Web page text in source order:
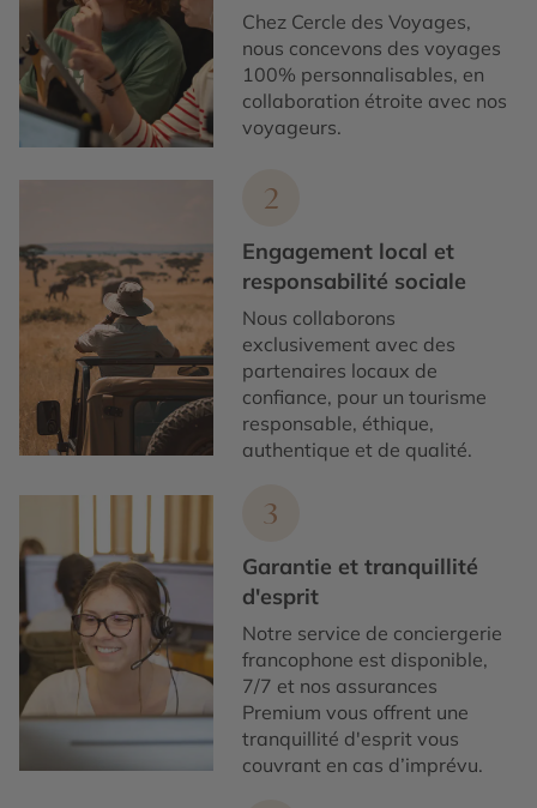
Chez Cercle des Voyages,
nous concevons des voyages
100% personnalisables, en
collaboration étroite avec nos
voyageurs.
2
Engagement local et
responsabilité sociale
Nous collaborons
exclusivement avec des
partenaires locaux de
confiance, pour un tourisme
responsable, éthique,
authentique et de qualité.
3
Garantie et tranquillité
d'esprit
Notre service de conciergerie
francophone est disponible,
7/7 et nos assurances
Premium vous offrent une
tranquillité d'esprit vous
couvrant en cas d’imprévu.